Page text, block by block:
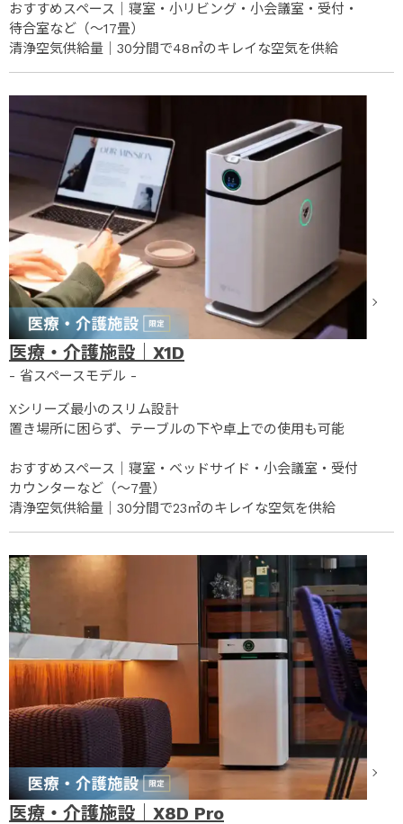
おすすめスペース｜寝室・小リビング・小会議室・受付・
待合室など（～17畳）
清浄空気供給量｜30分間で48㎡のキレイな空気を供給
医療・介護施設｜X1D
- 省スペースモデル -
Xシリーズ最小のスリム設計
置き場所に困らず、テーブルの下や卓上での使用も可能
おすすめスペース｜寝室・ベッドサイド・小会議室・受付
カウンターなど（～7畳）
清浄空気供給量｜30分間で23㎡のキレイな空気を供給
医療・介護施設｜X8D Pro